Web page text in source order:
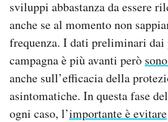
sviluppi abbastanza da essere
anche se al momento non
frequenza. I dati preliminari dai
campagna è più avanti però
anche sull’efficacia della
asintomatiche. In questa fase
ogni caso, l’importante è evitare